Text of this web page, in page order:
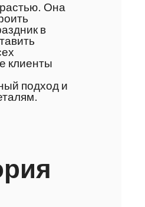
Она
в
клиенты
подход и